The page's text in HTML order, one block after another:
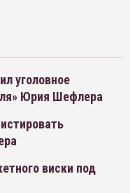
уголовное
Юрия Шефлера
виски под